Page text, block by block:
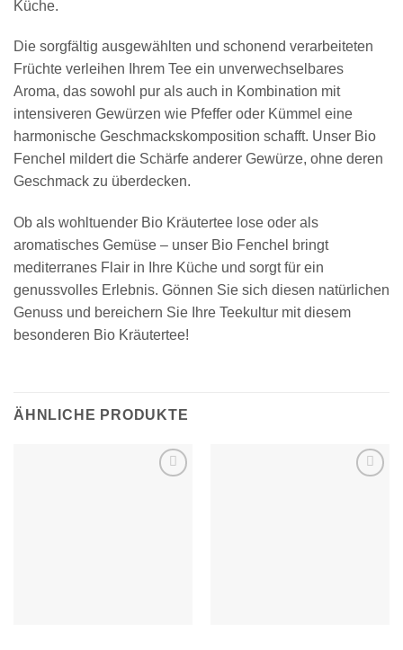
Küche.
Die sorgfältig ausgewählten und schonend verarbeiteten
Früchte verleihen Ihrem Tee ein unverwechselbares
Aroma, das sowohl pur als auch in Kombination mit
intensiveren Gewürzen wie Pfeffer oder Kümmel eine
harmonische Geschmackskomposition schafft. Unser Bio
Fenchel mildert die Schärfe anderer Gewürze, ohne deren
Geschmack zu überdecken.
Ob als wohltuender Bio Kräutertee lose oder als
aromatisches Gemüse – unser Bio Fenchel bringt
mediterranes Flair in Ihre Küche und sorgt für ein
genussvolles Erlebnis. Gönnen Sie sich diesen natürlichen
Genuss und bereichern Sie Ihre Teekultur mit diesem
besonderen Bio Kräutertee!
ÄHNLICHE PRODUKTE